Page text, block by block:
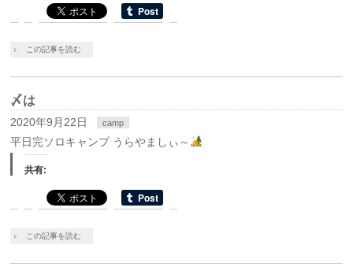
この記事を読む
〆は
2020年9月22日 camp
平日完ソロキャンプ うらやましぃ～
共有:
この記事を読む